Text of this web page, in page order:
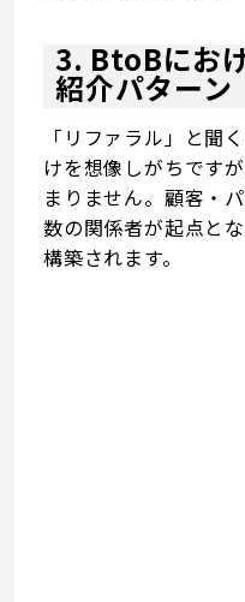
3. BtoBにお
紹介パターン
「リファラル」と聞
けを想像しがちです
まりません。顧客・
数の関係者が起点と
構築されます。